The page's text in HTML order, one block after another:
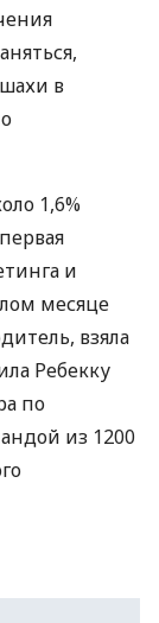
в
1,6%
и
месяце
взяла
Ребекку
по
из 1200